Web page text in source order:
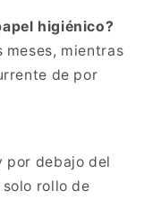
higiénico?
meses, mientras
de por
por debajo del
rollo de